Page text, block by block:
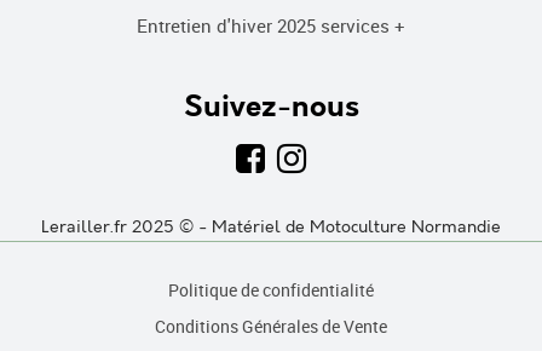
Entretien d'hiver 2025 services +
Suivez-nous
Lerailler.fr 2025 © - Matériel de Motoculture Normandie
Politique de confidentialité
Conditions Générales de Vente